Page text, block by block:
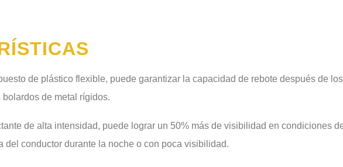
de plástico flexible, puede garantizar la capacidad de rebote después de
de metal rígidos.
de alta intensidad, puede lograr un 50% más de visibilidad en condiciones
del conductor durante la noche o con poca visibilidad.